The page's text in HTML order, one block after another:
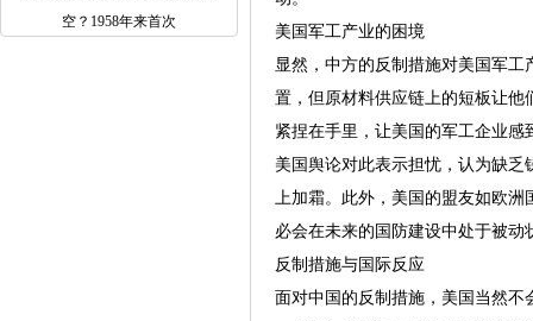
空？1958年来首次
美国军工产业的困境
显然，中方的反制措施对美国军
置，但原材料供应链上的短板让
紧捏在手里，让美国的军工企业感
美国舆论对此表示担忧，认为缺
上加霜。此外，美国的盟友如欧
必会在未来的国防建设中处于被动
反制措施与国际反应
面对中国的反制措施，美国当然